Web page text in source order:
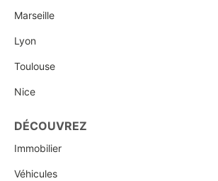
Marseille
Lyon
Toulouse
Nice
DÉCOUVREZ
Immobilier
Véhicules